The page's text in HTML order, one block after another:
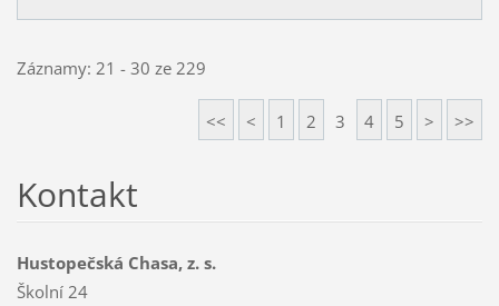
Záznamy: 21 - 30 ze 229
<< < 1 2 3 4 5 > >>
Kontakt
Hustopečská Chasa, z. s.
Školní 24